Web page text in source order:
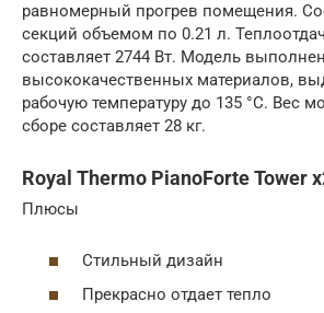
равномерный прогрев помещения.
секций объемом по 0.21 л.
составляет 2744 Вт. Модель
высококачественных материалов,
рабочую температуру до 135 °С. Вес
сборе составляет 28 кг.
Royal Thermo PianoForte Tower
Плюсы
Стильный дизайн
Прекрасно отдает тепло